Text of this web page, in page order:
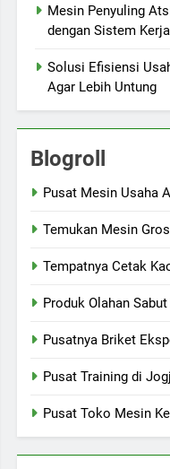
Mesin Penyuling
dengan Sistem
Solusi Efisiensi
Agar Lebih Untung
Blogroll
Pusat Mesin Usaha
Temukan Mesin
Tempatnya Cetak
Produk Olahan
Pusatnya Briket
Pusat Training di
Pusat Toko Mesin